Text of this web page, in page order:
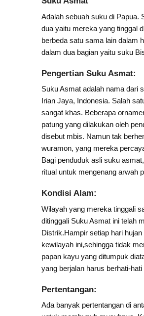
Adalah sebuah suku di Papua.
dua yaitu mereka yang tinggal
berbeda satu sama lain dalam
dalam dua bagian yaitu suku
Pengertian Suku Asmat:
Suku Asmat adalah nama dari
Irian Jaya, Indonesia. Salah
sangat khas. Beberapa
patung yang dilakukan oleh
disebut mbis. Namun tak
wuramon, yang mereka
Bagi penduduk asli suku
ritual untuk mengenang arwah
Kondisi Alam:
Wilayah yang mereka tinggali
ditinggali Suku Asmat ini telah
Distrik.Hampir setiap hari
kewilayah ini,sehingga tidak
papan kayu yang ditumpuk
yang berjalan harus berhati-
Pertentangan:
Ada banyak pertentangan di